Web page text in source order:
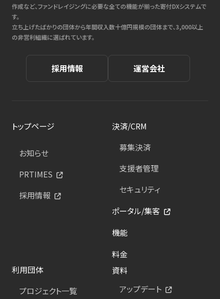
作成など、ファンドレイジングに必要な全ての機能が揃った寄付DXシステムで
す。
立ち上げたばかりの団体から年間収入数十億円規模の団体まで、3,000以上
の非営利組織に選ばれています。
採用情報 運営会社
トップページ
お知らせ
PRTIMES
採用情報
決済/CRM
募集決済
支援者管理
セキュリティ
ポータル/集客
機能
料金
利用団体
プロジェクト一覧
資料
アップデート